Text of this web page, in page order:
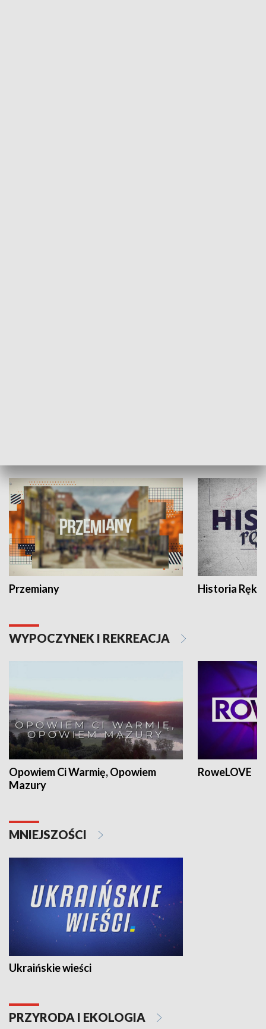
Przemiany Historia Ręką
WYPOCZYNEK I REKREACJA
Opowiem Ci Warmię, Opowiem
Mazury
RoweLOVE
MNIEJSZOŚCI
Ukraińskie wieści
PRZYRODA I EKOLOGIA